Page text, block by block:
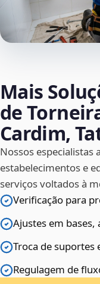
Mais
de
Cardim,
Nossos especialistas
estabelecimentos e
serviços voltados à
Verificação para
Ajustes em bases,
Troca de
Regulagem de